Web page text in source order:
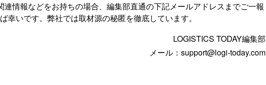
連情報などをお持ちの場合、編集部直通の下記メールアドレスまでご一報
幸いです。弊社では取材源の秘匿を徹底しています。
LOGISTICS TODAY編集部
メール：support@logi-today.com